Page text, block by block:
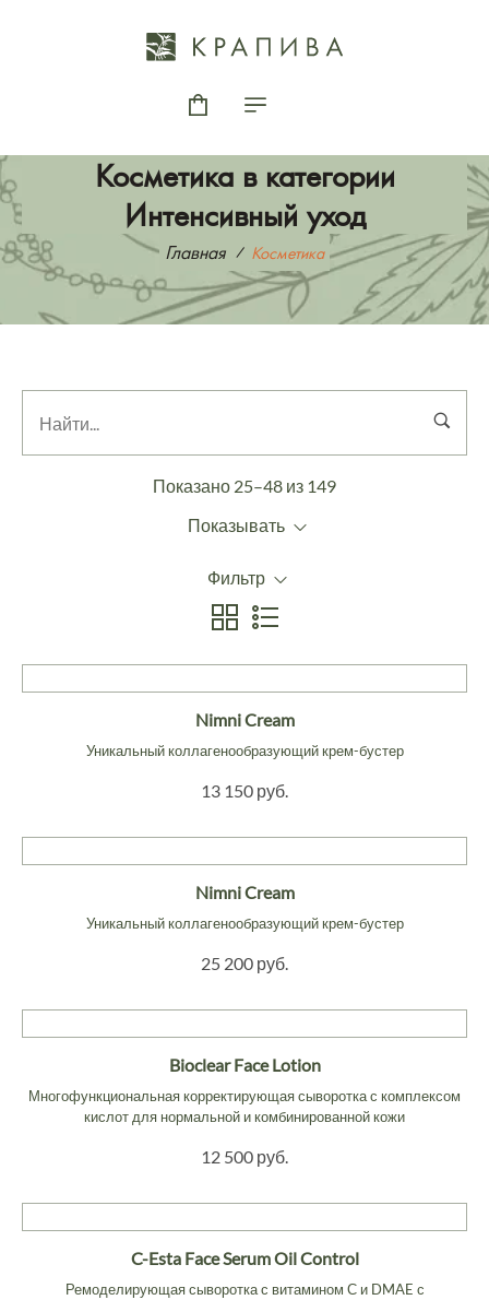
Косметика в категории
Интенсивный уход
Главная Косметика
Показано 25–48 из 149
Показывать
Фильтр
Nimni Cream
Уникальный коллагенообразующий крем-бустер
13 150 руб.
Nimni Cream
Уникальный коллагенообразующий крем-бустер
25 200 руб.
Bioclear Face Lotion
Многофункциональная корректирующая сыворотка с комплексом
кислот для нормальной и комбинированной кожи
12 500 руб.
C-Esta Face Serum Oil Control
Ремоделирующая сыворотка с витамином С и DMAE с